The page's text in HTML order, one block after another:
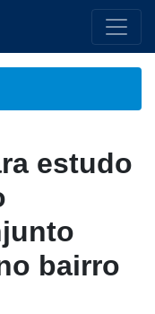
estudo
bairro